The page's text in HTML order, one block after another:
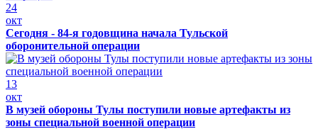
24
окт
Сегодня - 84-я годовщина начала Тульской
оборонительной операции
13
окт
В музей обороны Тулы поступили новые артефакты из
зоны специальной военной операции